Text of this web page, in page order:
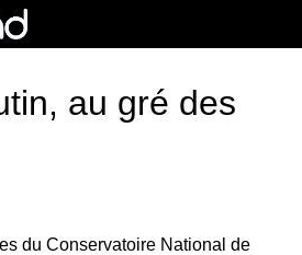
au gré des
du Conservatoire National de